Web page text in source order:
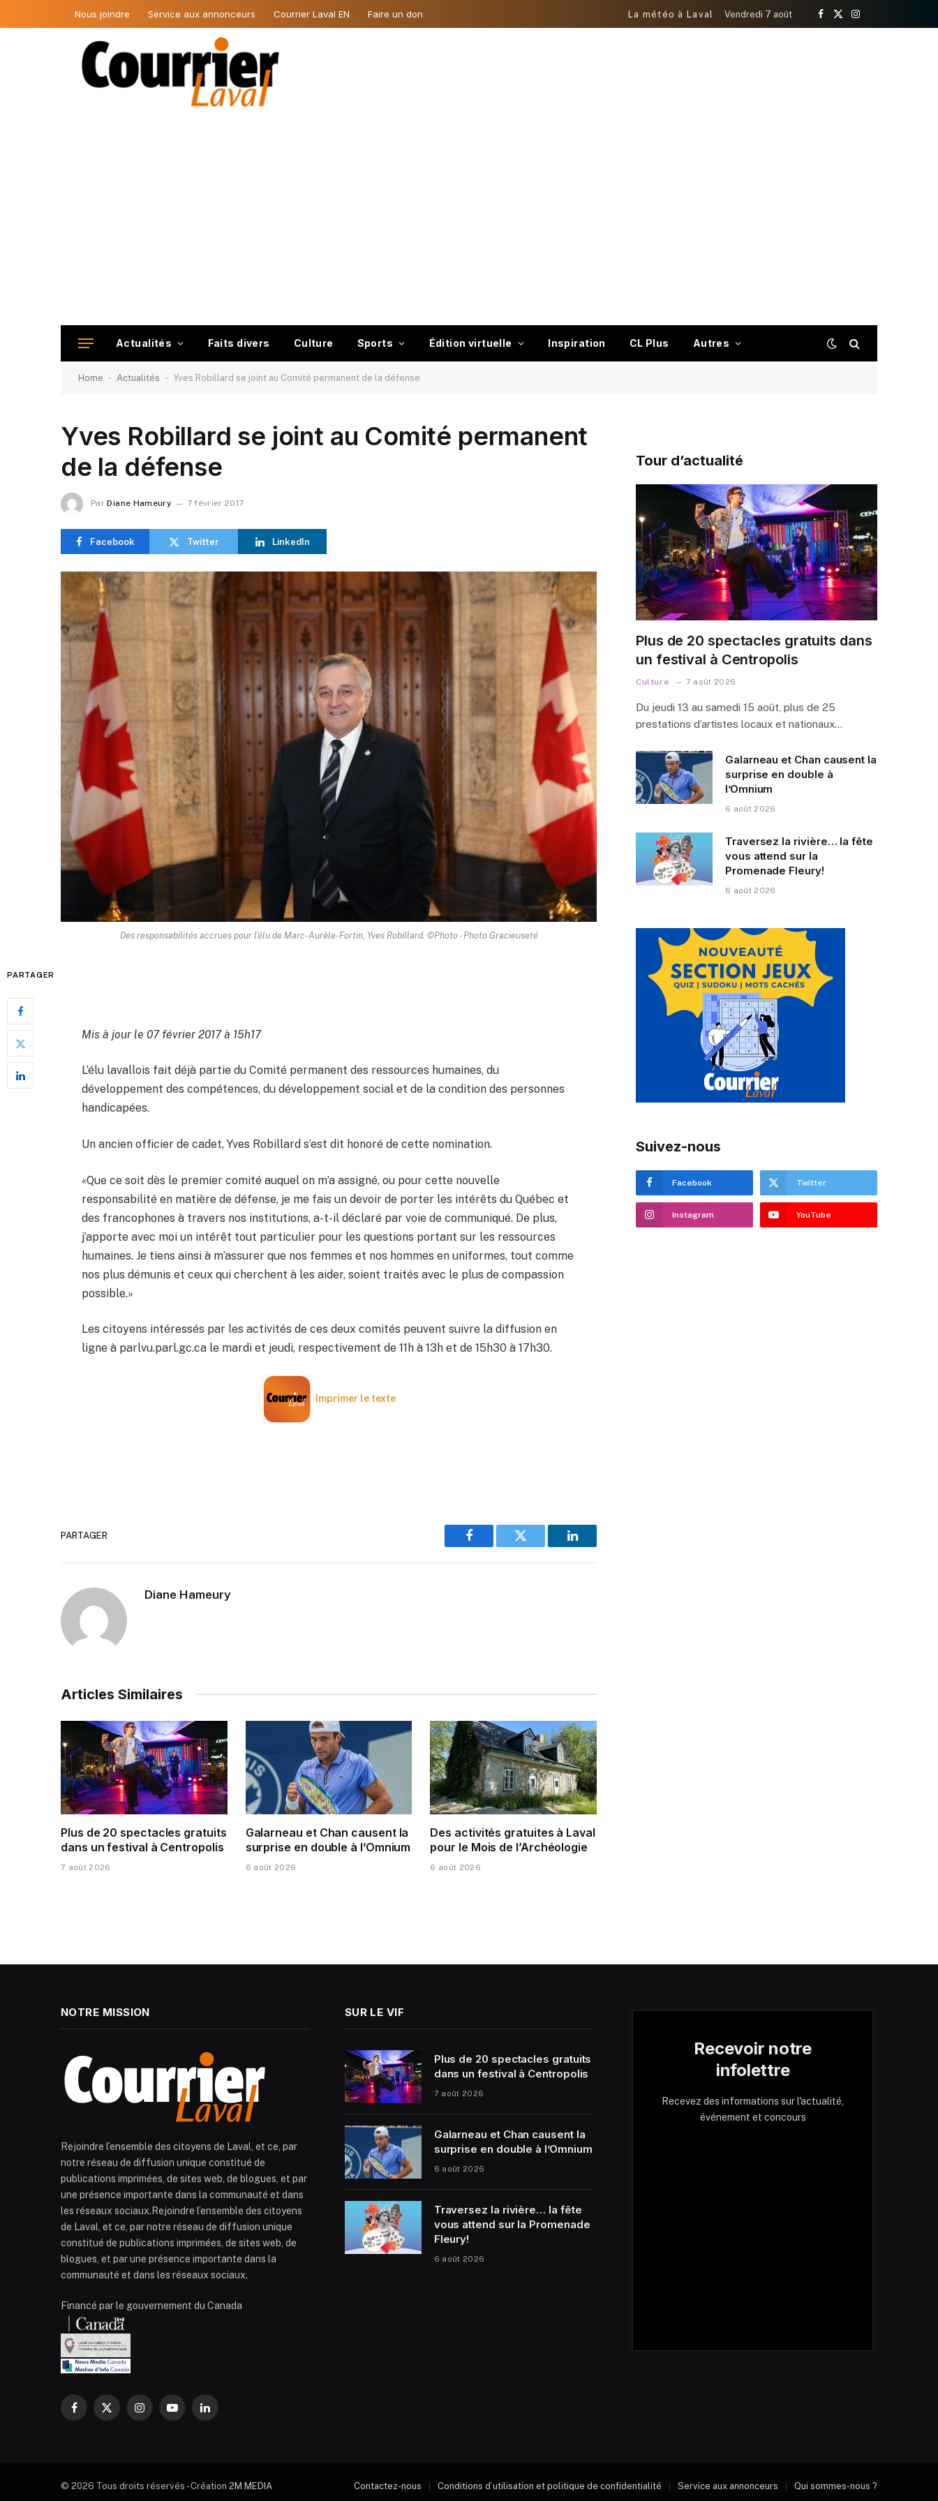
Nous joindre Service aux annonceurs Courrier Laval EN Faire un don La météo à Laval Vendredi 7 août
Facebook
X
Instagram
Actualités Faits divers Culture Sports Édition virtuelle Inspiration CL Plus Autres
Home - Actualités - Yves Robillard se joint au Comité permanent de la défense
Yves Robillard se joint au Comité permanent
de la défense
Par Diane Hameury 7 février 2017
Facebook Twitter LinkedIn
Des responsabilités accrues pour l'élu de Marc-Aurèle-Fortin, Yves Robillard. ©Photo - Photo Gracieuseté
PARTAGER
Mis à jour le 07 février 2017 à 15h17
L’élu lavallois fait déjà partie du Comité permanent des ressources humaines, du
développement des compétences, du développement social et de la condition des personnes
handicapées.
Un ancien officier de cadet, Yves Robillard s’est dit honoré de cette nomination.
«Que ce soit dès le premier comité auquel on m’a assigné, ou pour cette nouvelle
responsabilité en matière de défense, je me fais un devoir de porter les intérêts du Québec et
des francophones à travers nos institutions, a-t-il déclaré par voie de communiqué. De plus,
j’apporte avec moi un intérêt tout particulier pour les questions portant sur les ressources
humaines. Je tiens ainsi à m’assurer que nos femmes et nos hommes en uniformes, tout comme
nos plus démunis et ceux qui cherchent à les aider, soient traités avec le plus de compassion
possible.»
Les citoyens intéressés par les activités de ces deux comités peuvent suivre la diffusion en
ligne à parlvu.parl.gc.ca le mardi et jeudi, respectivement de 11h à 13h et de 15h30 à 17h30.
Imprimer le texte
PARTAGER
Facebook Twitter LinkedIn
Diane Hameury
Articles Similaires
Plus de 20 spectacles gratuits
dans un festival à Centropolis
7 août 2026
Galarneau et Chan causent la
surprise en double à l’Omnium
6 août 2026
Des activités gratuites à Laval
pour le Mois de l’Archéologie
6 août 2026
Tour d’actualité
Plus de 20 spectacles gratuits dans
un festival à Centropolis
Culture 7 août 2026
Du jeudi 13 au samedi 15 août, plus de 25
prestations d’artistes locaux et nationaux…
Galarneau et Chan causent la
surprise en double à
l’Omnium
6 août 2026
Traversez la rivière… la fête
vous attend sur la
Promenade Fleury!
6 août 2026
Suivez-nous
Facebook Twitter
Instagram YouTube
NOTRE MISSION
Rejoindre l’ensemble des citoyens de Laval, et ce, par
notre réseau de diffusion unique constitué de
publications imprimées, de sites web, de blogues, et par
une présence importante dans la communauté et dans
les réseaux sociaux.Rejoindre l’ensemble des citoyens
de Laval, et ce, par notre réseau de diffusion unique
constitué de publications imprimées, de sites web, de
blogues, et par une présence importante dans la
communauté et dans les réseaux sociaux.
Financé par le gouvernement du Canada
Facebook
X
InstagramYouTubeLinkedIn
SUR LE VIF
Plus de 20 spectacles gratuits
dans un festival à Centropolis
7 août 2026
Galarneau et Chan causent la
surprise en double à l’Omnium
6 août 2026
Traversez la rivière… la fête
vous attend sur la Promenade
Fleury!
6 août 2026
Recevoir notre
infolettre
Recevez des informations sur l'actualité,
événement et concours
© 2026 Tous droits réservés - Création 2M MEDIA Contactez-nous Conditions d’utilisation et politique de confidentialité Service aux annonceurs Qui sommes-nous ?